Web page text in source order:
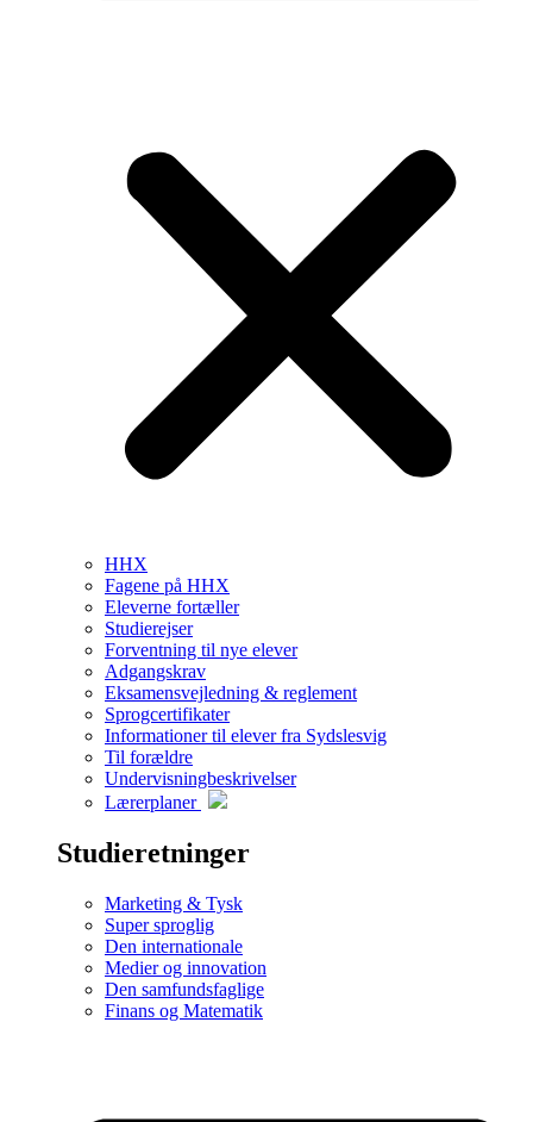
HHX
Fagene på HHX
Eleverne fortæller
Studierejser
Forventning til nye elever
Adgangskrav
Eksamensvejledning & reglement
Sprogcertifikater
Informationer til elever fra Sydslesvig
Til forældre
Undervisningbeskrivelser
Lærerplaner
Studieretninger
Marketing & Tysk
Super sproglig
Den internationale
Medier og innovation
Den samfundsfaglige
Finans og Matematik